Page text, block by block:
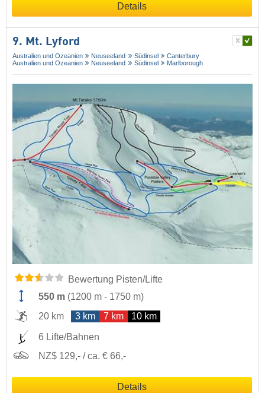
Details
9. Mt. Lyford
Australien und Ozeanien Neuseeland Südinsel
Canterbury
Australien und Ozeanien
Neuseeland Südinsel Marlborough
Bewertung Pisten/Lifte
550 m (1200 m - 1750 m)
20 km
3 km 7 km 10 km
6 Lifte/Bahnen
NZ$ 129,- / ca. € 66,-
Details